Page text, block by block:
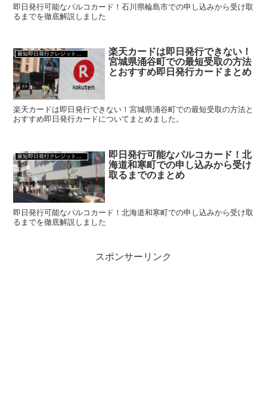
即日発行可能なパルコカード！石川県輪島市での申し込みから受け取
るまでを徹底解説しました
楽天カードは即日発行できない！
宮城県涌谷町での最短受取の方法
とおすすめ即日発行カードまとめ
楽天カードは即日発行できない！宮城県涌谷町での最短受取の方法と
おすすめ即日発行カードについてまとめました。
最短即日発行クレジットカード
即日発行可能なパルコカード！北
海道和寒町での申し込みから受け
取るまでのまとめ
即日発行可能なパルコカード！北海道和寒町での申し込みから受け取
るまでを徹底解説しました
スポンサーリンク